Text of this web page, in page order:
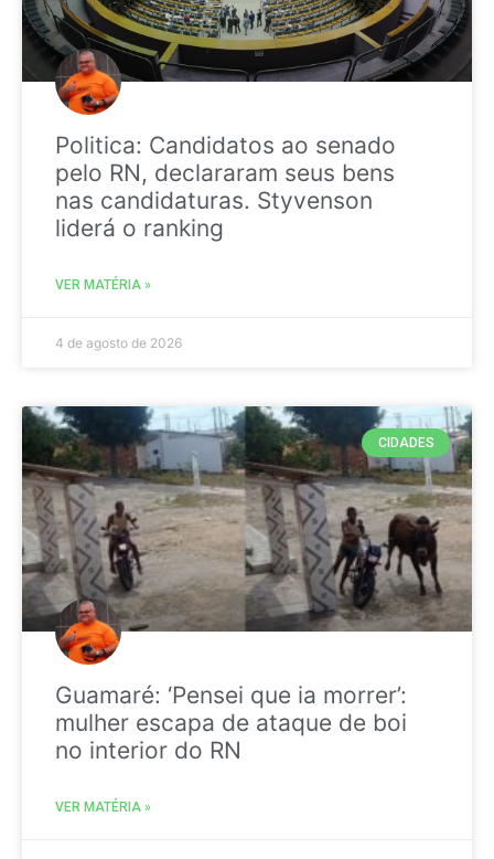
Politica: Candidatos ao senado
pelo RN, declararam seus bens
nas candidaturas. Styvenson
liderá o ranking
VER MATÉRIA »
4 de agosto de 2026
CIDADES
Guamaré: ‘Pensei que ia morrer’:
mulher escapa de ataque de boi
no interior do RN
VER MATÉRIA »